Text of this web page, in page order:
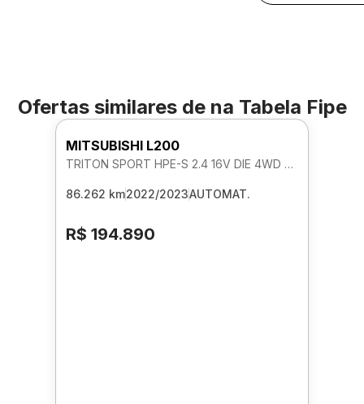
Ofertas similares de na Tabela Fipe
MITSUBISHI L200
TRITON SPORT HPE-S 2.4 16V DIE 4WD AUTOMATICO
86.262 km2022/2023AUTOMAT.
R$ 194.890